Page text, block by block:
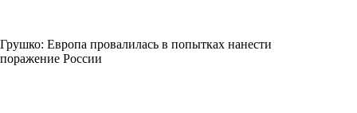
Грушко: Европа провалилась в попытках нанести
поражение России